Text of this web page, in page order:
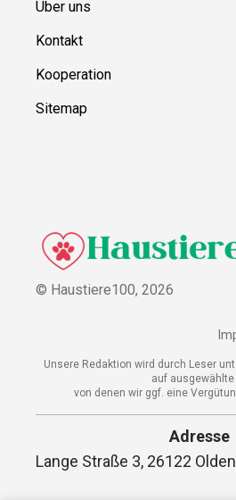
Über uns
Kontakt
Kooperation
Sitemap
© Haustiere100, 2026
Unsere Redaktion wird durch Leser
auf ausgewählte
von denen wir ggf. eine
Adresse
Lange Straße 3, 26122